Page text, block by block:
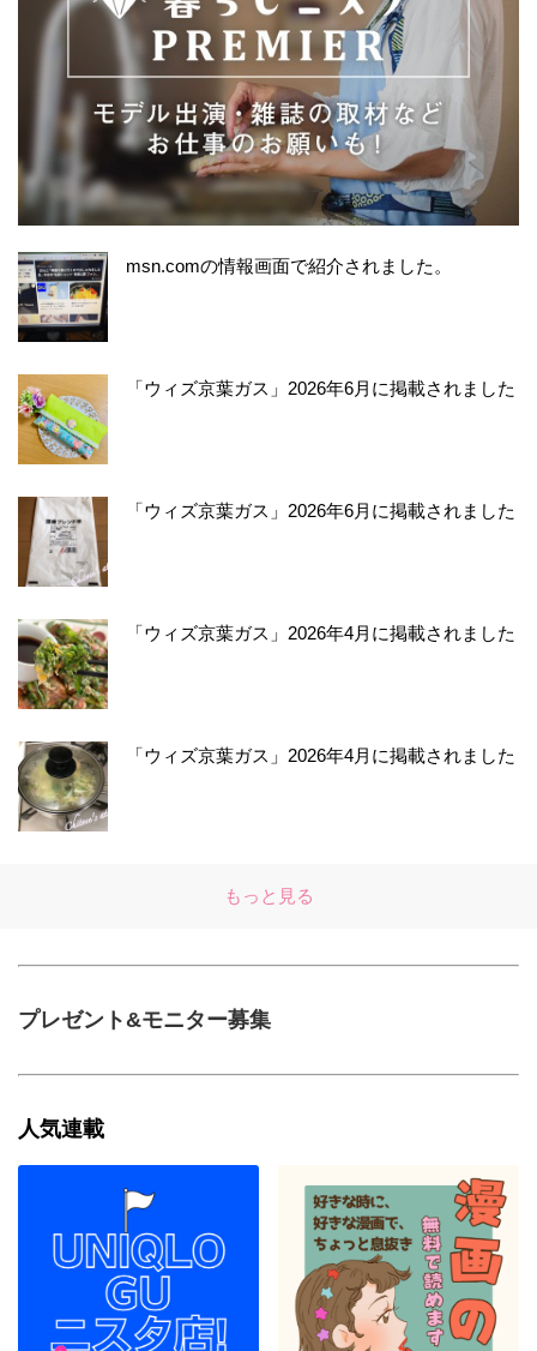
msn.comの情報画面で紹介されました。
「ウィズ京葉ガス」2026年6月に掲載されました
「ウィズ京葉ガス」2026年6月に掲載されました
「ウィズ京葉ガス」2026年4月に掲載されました
「ウィズ京葉ガス」2026年4月に掲載されました
もっと見る
プレゼント&モニター募集
人気連載